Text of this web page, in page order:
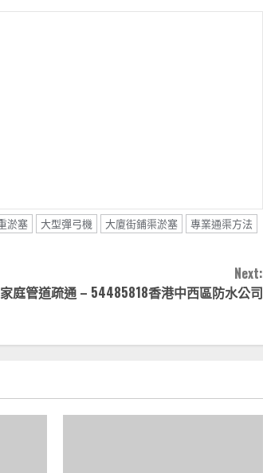
淤塞 大型彈弓機 大廈街鋪渠淤塞
專業通渠方法
Next:
家庭管道疏通 – 54485818香港中西區防水公司